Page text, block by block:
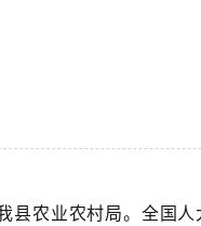
县农业农村局。全国